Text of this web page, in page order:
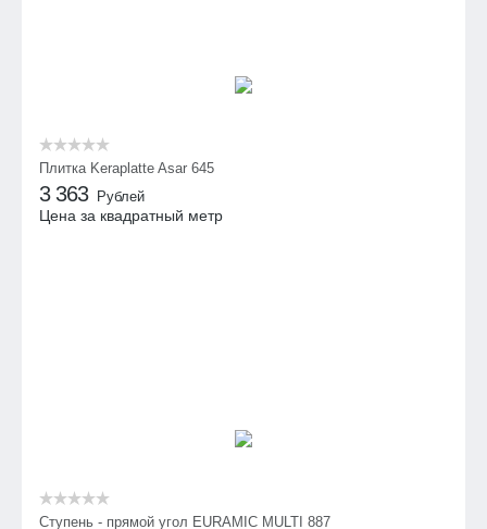
Плитка Keraplatte Asar 645
3 363 Рублей
Цена за квадратный метр
Ступень - прямой угол EURAMIC MULTI 887